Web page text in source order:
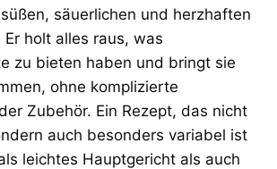
säuerlichen und herzhaften
Er holt alles raus, was
zu bieten haben und bringt sie
ohne komplizierte
Zubehör. Ein Rezept, das nicht
auch besonders variabel ist
leichtes Hauptgericht als auch